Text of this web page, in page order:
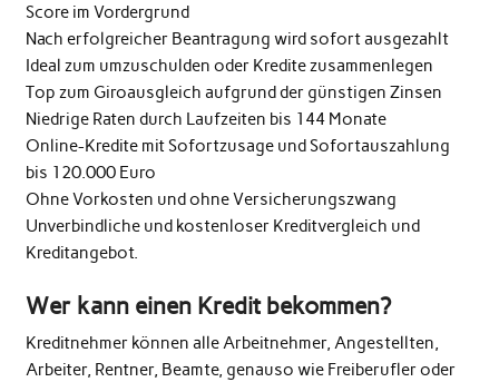
Score im Vordergrund
Nach erfolgreicher Beantragung wird sofort ausgezahlt
Ideal zum umzuschulden oder Kredite zusammenlegen
Top zum Giroausgleich aufgrund der günstigen Zinsen
Niedrige Raten durch Laufzeiten bis 144 Monate
Online-Kredite mit Sofortzusage und Sofortauszahlung
bis 120.000 Euro
Ohne Vorkosten und ohne Versicherungszwang
Unverbindliche und kostenloser Kreditvergleich und
Kreditangebot.
Wer kann einen Kredit bekommen?
Kreditnehmer können alle Arbeitnehmer, Angestellten,
Arbeiter, Rentner, Beamte, genauso wie Freiberufler oder